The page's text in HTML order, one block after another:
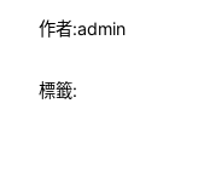
作者:admin
標籤: